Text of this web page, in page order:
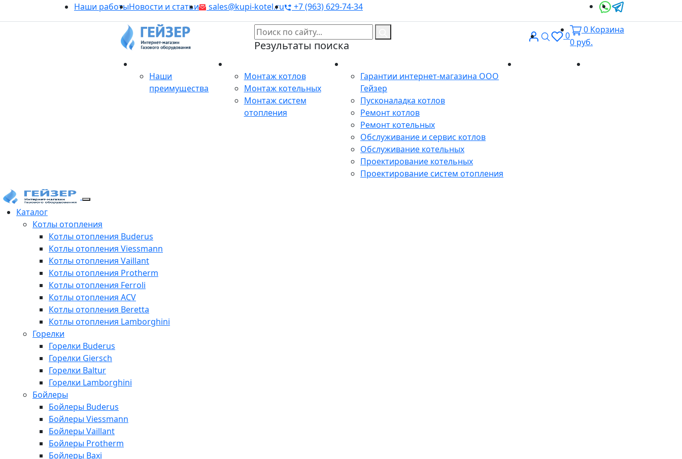
Наши работыНовости и статьи sales@kupi-kotel.ru +7 (963) 629-74-34
Результаты поиска
ВходПоиск
0
0 Корзина
0 руб.
Наши
преимущества
Монтаж котлов
Монтаж котельных
Монтаж систем
отопления
Гарантии интернет-магазина ООО
Гейзер
Пусконаладка котлов
Ремонт котлов
Ремонт котельных
Обслуживание и сервис котлов
Обслуживание котельных
Проектирование котельных
Проектирование систем отопления
Каталог
Котлы отопления
Котлы отопления Buderus
Котлы отопления Viessmann
Котлы отопления Vaillant
Котлы отопления Protherm
Котлы отопления Ferroli
Котлы отопления ACV
Котлы отопления Beretta
Котлы отопления Lamborghini
Горелки
Горелки Buderus
Горелки Giersch
Горелки Baltur
Горелки Lamborghini
Бойлеры
Бойлеры Buderus
Бойлеры Viessmann
Бойлеры Vaillant
Бойлеры Protherm
Бойлеры Baxi